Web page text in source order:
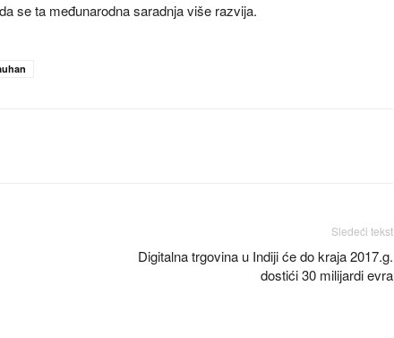
se ta međunarodna saradnja više razvija.
Sledeći tekst
Digitalna trgovina u Indiji će do kraja 2017.g.
dostići 30 milijardi evra